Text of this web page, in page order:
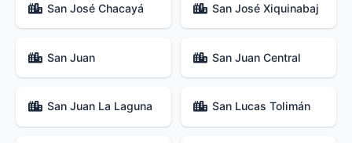
San José Chacayá San José Xiquinabaj
San Juan San Juan Central
San Juan La Laguna San Lucas Tolimán